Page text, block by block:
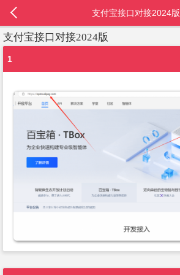
支付宝接口对接2024版
1
支付宝接口对接2024版